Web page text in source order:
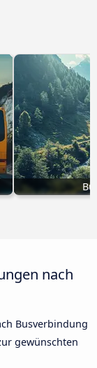
nach
Busverbindung
gewünschten